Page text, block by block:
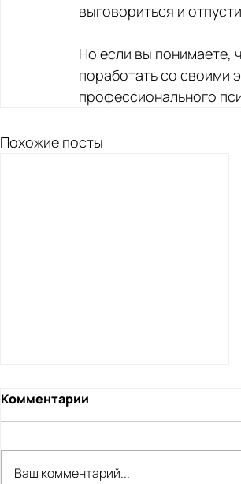
выговориться и
Но если вы понимаете,
поработать со своими
профессионального
Похожие посты
Комментарии
Ваш комментарий...